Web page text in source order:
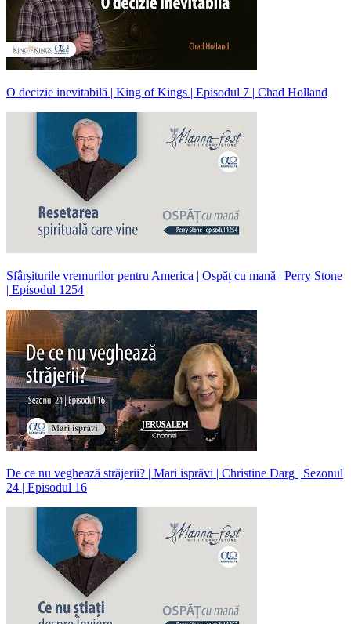
O decizie inevitabilă | King of Kings | Episodul 7 | Chad Holland
Sfârșiturile vremurilor pentru America | Ospăț cu mană | Perry Stone
| Episodul 1254
De ce nu veghează străjerii? | Mari isprăvi | Christine Darg | Sezonul
24 | Episodul 16